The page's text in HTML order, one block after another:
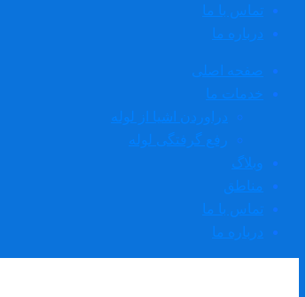
تماس با ما
درباره ما
صفحه اصلی
خدمات ما
دراوردن اشیا از لوله
رفع گرفتگی لوله
وبلاگ
مناطق
تماس با ما
درباره ما